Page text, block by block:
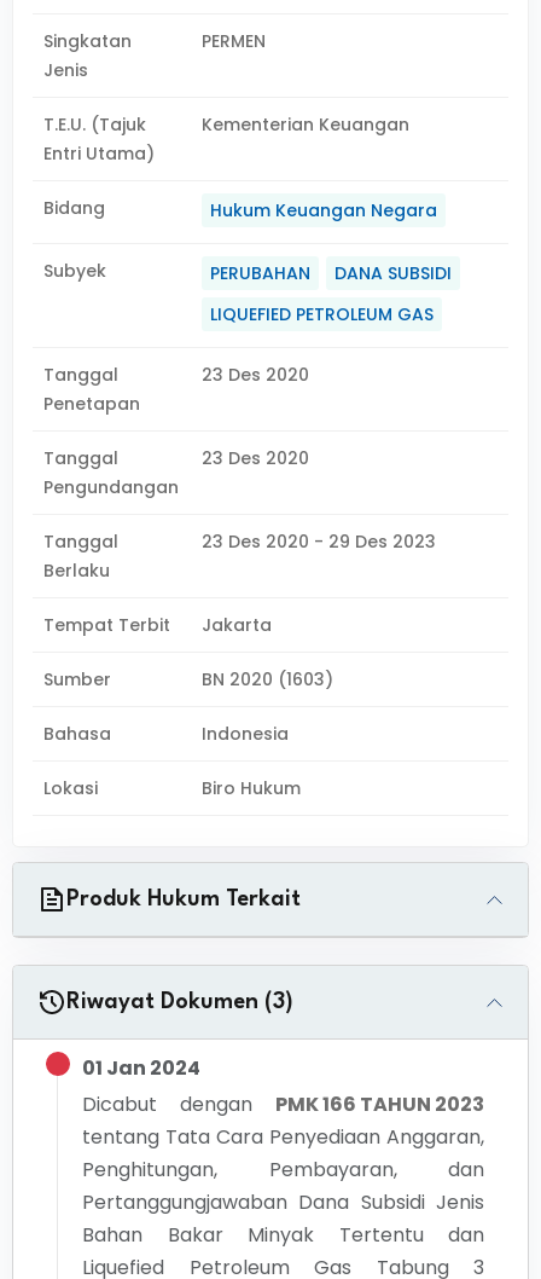
Singkatan
Jenis
PERMEN
T.E.U. (Tajuk
Entri Utama)
Kementerian Keuangan
Bidang Hukum Keuangan Negara
Subyek PERUBAHAN
DANA SUBSIDI
LIQUEFIED PETROLEUM GAS
Tanggal
Penetapan
23 Des 2020
Tanggal
Pengundangan
23 Des 2020
Tanggal
Berlaku
23 Des 2020 - 29 Des 2023
Tempat Terbit Jakarta
Sumber BN 2020 (1603)
Bahasa Indonesia
Lokasi Biro Hukum
Produk Hukum Terkait
Riwayat Dokumen (3)
01 Jan 2024
Dicabut dengan
PMK 166 TAHUN 2023
tentang Tata Cara Penyediaan Anggaran,
Penghitungan, Pembayaran, dan
Pertanggungjawaban Dana Subsidi Jenis
Bahan Bakar Minyak Tertentu dan
Liquefied Petroleum Gas Tabung 3